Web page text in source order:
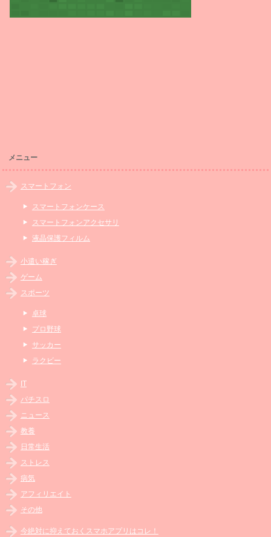
メニュー
スマートフォン
スマートフォンケース
スマートフォンアクセサリ
液晶保護フィルム
小遣い稼ぎ
ゲーム
スポーツ
卓球
プロ野球
サッカー
ラクビー
IT
パチスロ
ニュース
教養
日常生活
ストレス
病気
アフィリエイト
その他
今絶対に抑えておくスマホアプリはコレ！